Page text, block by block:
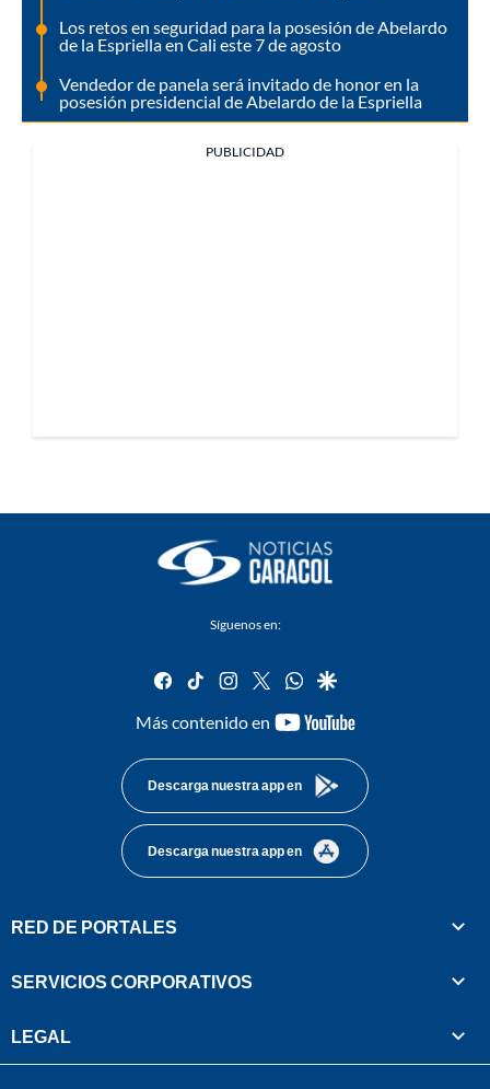
Los retos en seguridad para la posesión de Abelardo
de la Espriella en Cali este 7 de agosto
Vendedor de panela será invitado de honor en la
posesión presidencial de Abelardo de la Espriella
PUBLICIDAD
Síguenos en:
facebook
tiktok instagram
twitterwhatsapp
google
Más contenido en
youtube-
Descarga nuestra app en
Descarga nuestra app en
RED DE PORTALES
SERVICIOS CORPORATIVOS
LEGAL